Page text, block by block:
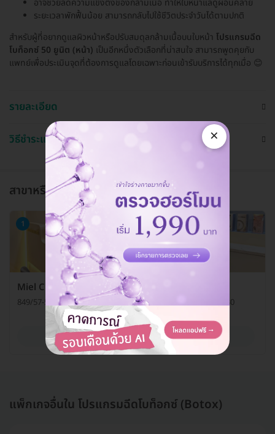
ระยะเวลาพักฟื้นน้อย สามารถกลับไปใช้ชีวิตประจำวันได้ตามปกติ
สำหรับผู้ที่อยากดูแลผิวหน้าหรือปรับสมดุลกล้ามเนื้อบนใบหน้า โปรแกรมฉีด
โบท็อกซ์ 50 ยูนิต (หน้า) เป็นอีกหนึ่งตัวเลือกที่น่าสนใจ สามารถพูดคุยกับ
แพทย์เพื่อประเมินจุดที่ต้องการดูแลโดยเฉพาะก่อนเข้ารับบริการได้ทุกเมื่อ 😊
รายละเอียด
วิธีชำระและใช้งาน
สาขาหรือแผนกที่ให้บริการ
1
Miel Clinic (มิเอลคลินิกเวชกรรม)
849/57-58 ซ. จุฬา 6 แขวงวังใหม่ เขตปทุมวัน กรุงเทพมหานคร 10330
ดูรายละเอียด
แพ็กเกจอื่นใน โปรแกรมฉีดโบท็อกซ์ (Botox)
×